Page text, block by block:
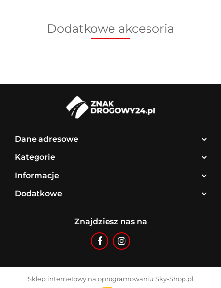
Dodatkowe akcesoria
Dane adresowe
Kategorie
Informacje
Dodatkowe
Znajdziesz nas na
Sklep internetowy na oprogramowaniu Sky-Shop.pl